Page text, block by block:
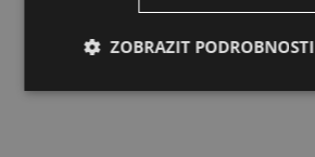
ZOBRAZIT PODROBNOSTI